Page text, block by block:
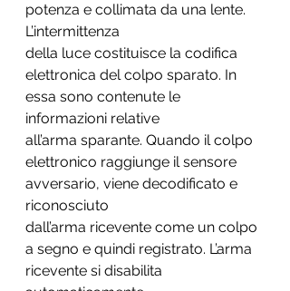
potenza e collimata da una lente.
L’intermittenza
della luce costituisce la codifica
elettronica del colpo sparato. In
essa sono contenute le
informazioni relative
all’arma sparante. Quando il colpo
elettronico raggiunge il sensore
avversario, viene decodificato e
riconosciuto
dall’arma ricevente come un colpo
a segno e quindi registrato. L’arma
ricevente si disabilita